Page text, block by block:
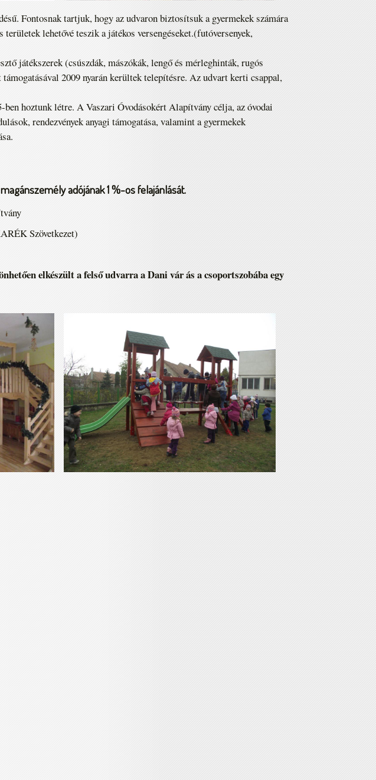
Fontosnak tartjuk, hogy az udvaron biztosítsuk a gyermekek számára
területek lehetővé teszik a játékos versengéseket.(futóversenyek,
játékszerek (csúszdák, mászókák, lengő és mérleghinták, rugós
2009 nyarán kerültek telepítésre. Az udvart kerti csappal,
hoztunk létre. A Vaszari Óvodásokért Alapítvány célja, az óvodai
rendezvények anyagi támogatása, valamint a gyermekek
adójának 1 %-os felajánlását.
Szövetkezet)
elkészült a felső udvarra a Dani vár ás a csoportszobába egy